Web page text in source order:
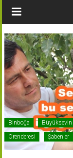
Köyleri
Haber
Portalı
Binboğa Büyüksevin
Örenderesi Şabenler